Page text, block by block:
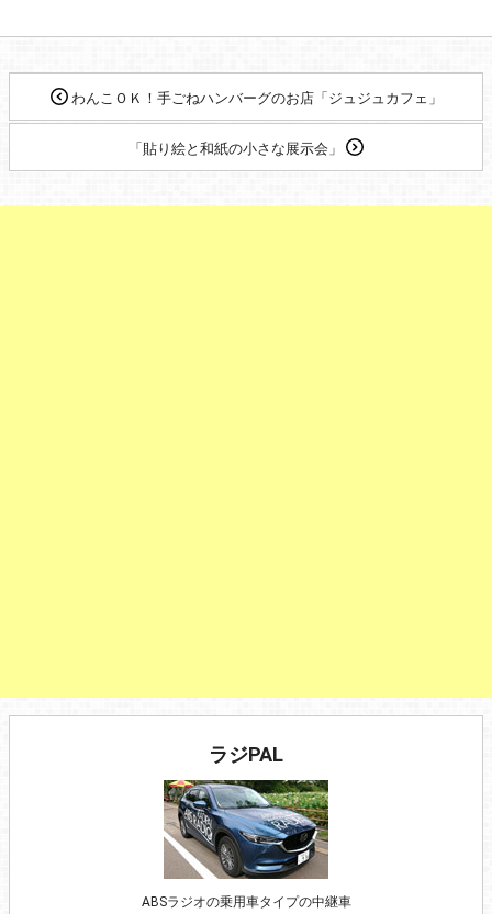
わんこＯＫ！手ごねハンバーグのお店「ジュジュカフェ」
「貼り絵と和紙の小さな展示会」
ラジPAL
ABSラジオの乗用車タイプの中継車